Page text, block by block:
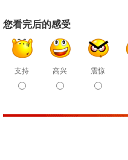
您看完后的感受
支持 高兴 震惊